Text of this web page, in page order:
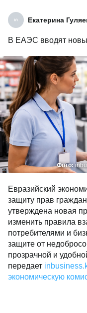
Екатерина
В ЕАЭС вводят
Фото:
Евразийский
защиту прав
утверждена новая
изменить правила
потребителями и
защите от
прозрачной и
передает
экономическую